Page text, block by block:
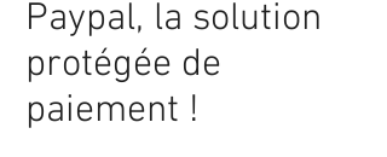
Paypal, la solution
protégée de
paiement !